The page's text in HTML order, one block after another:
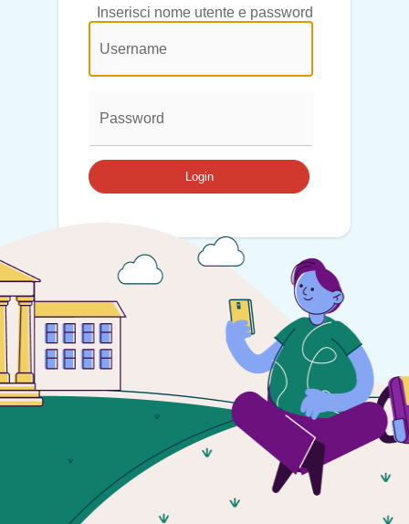
Inserisci nome utente e password
@login.legend@
User
Name: